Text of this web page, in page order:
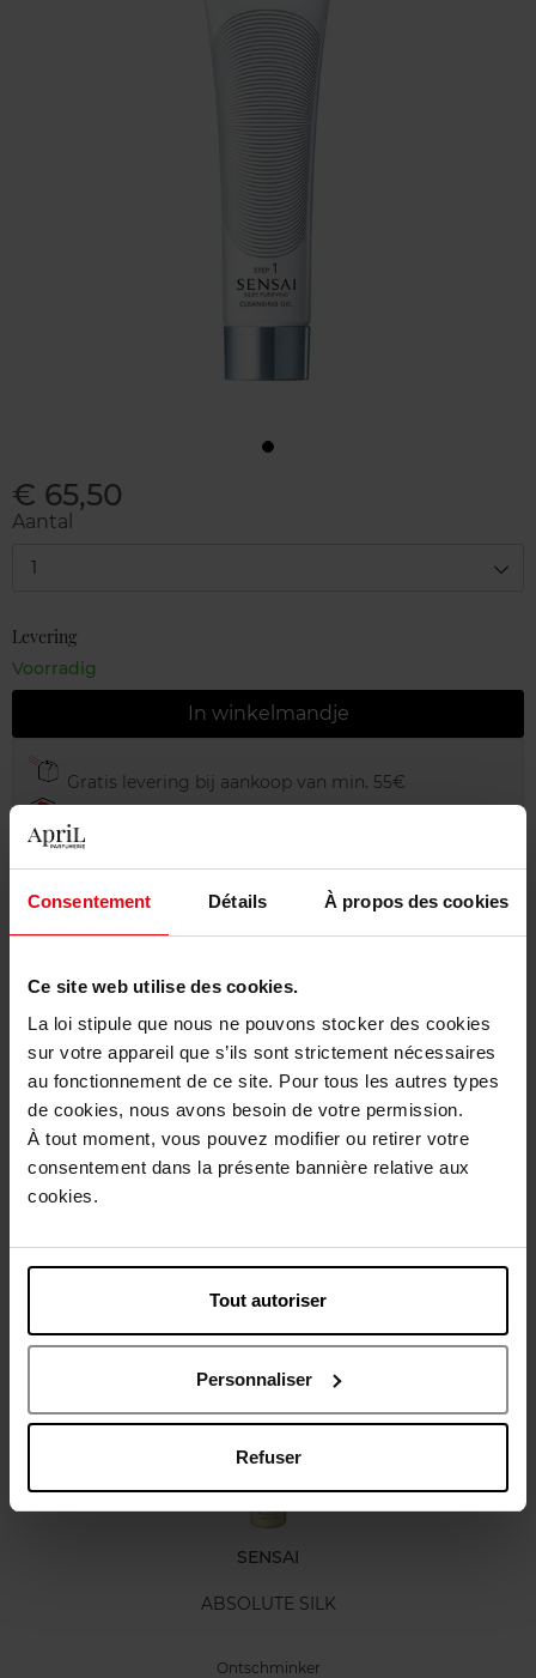
Consentement Détails À propos des cookies
Ce site web utilise des cookies.
La loi stipule que nous ne pouvons stocker des cookies
sur votre appareil que s’ils sont strictement nécessaires
au fonctionnement de ce site. Pour tous les autres types
de cookies, nous avons besoin de votre permission.
À tout moment, vous pouvez modifier ou retirer votre
consentement dans la présente bannière relative aux
cookies.
Tout autoriser
Personnaliser
Refuser
€ 65,50
Aantal
1
Levering
Voorradig
In winkelmandje
Gratis levering bij aankoop van min. 55€
Gratis retour in je winkelpunt
Gratis verpakking
Gebruiksadvies
Karakteristieken
Review Beleid inzake klantbeoordelingen
Nog iets vergeten ?
SENSAI
ABSOLUTE SILK
Ontschminker